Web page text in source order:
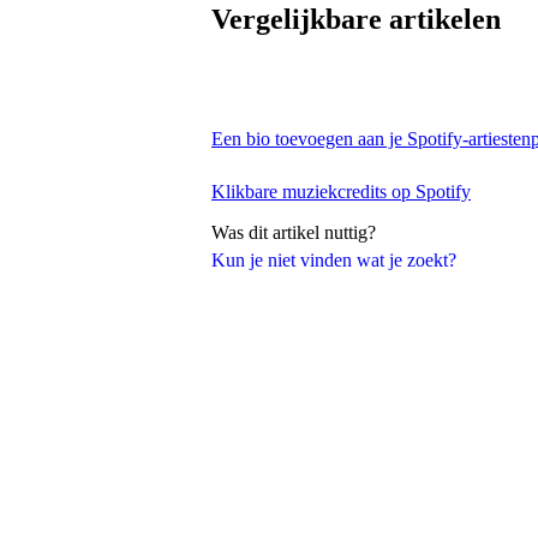
Kun je niet vinden wat je zoekt?
Vergelijkbare artikelen
Een bio toevoegen aan je Spotify-
Klikbare muziekcredits op Spotify
Was dit artikel nuttig?